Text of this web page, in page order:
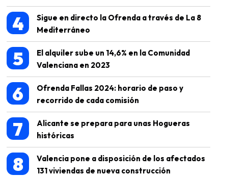
4
Sigue en directo la Ofrenda a través de La 8
Mediterráneo
5
El alquiler sube un 14,6% en la Comunidad
Valenciana en 2023
6
Ofrenda Fallas 2024: horario de paso y
recorrido de cada comisión
7
Alicante se prepara para unas Hogueras
históricas
8
Valencia pone a disposición de los afectados
131 viviendas de nueva construcción